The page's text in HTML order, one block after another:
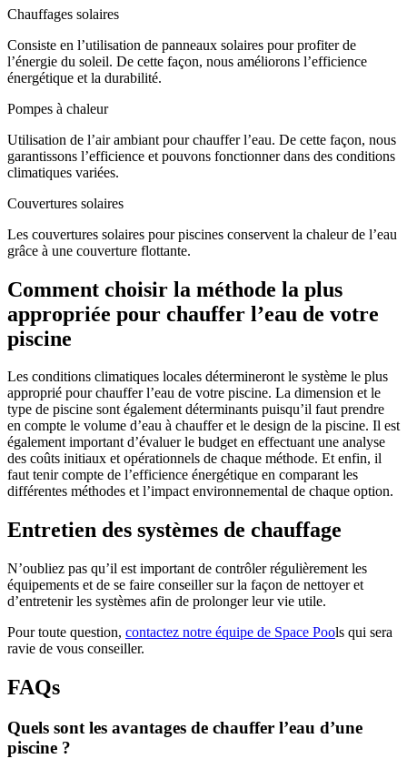
Chauffages solaires
Consiste en l’utilisation de panneaux solaires pour profiter de
l’énergie du soleil. De cette façon, nous améliorons l’efficience
énergétique et la durabilité.
Pompes à chaleur
Utilisation de l’air ambiant pour chauffer l’eau. De cette façon, nous
garantissons l’efficience et pouvons fonctionner dans des conditions
climatiques variées.
Couvertures solaires
Les couvertures solaires pour piscines conservent la chaleur de l’eau
grâce à une couverture flottante.
Comment choisir la méthode la plus
appropriée pour chauffer l’eau de votre
piscine
Les conditions climatiques locales détermineront le système le plus
approprié pour chauffer l’eau de votre piscine. La dimension et le
type de piscine sont également déterminants puisqu’il faut prendre
en compte le volume d’eau à chauffer et le design de la piscine. Il est
également important d’évaluer le budget en effectuant une analyse
des coûts initiaux et opérationnels de chaque méthode. Et enfin, il
faut tenir compte de l’efficience énergétique en comparant les
différentes méthodes et l’impact environnemental de chaque option.
Entretien des systèmes de chauffage
N’oubliez pas qu’il est important de contrôler régulièrement les
équipements et de se faire conseiller sur la façon de nettoyer et
d’entretenir les systèmes afin de prolonger leur vie utile.
Pour toute question, contactez notre équipe de Space Pools qui sera
ravie de vous conseiller.
FAQs
Quels sont les avantages de chauffer l’eau d’une
piscine ?